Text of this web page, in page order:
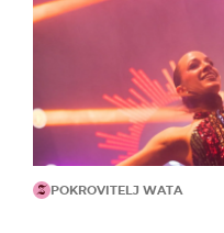
POKROVITELJ WATA